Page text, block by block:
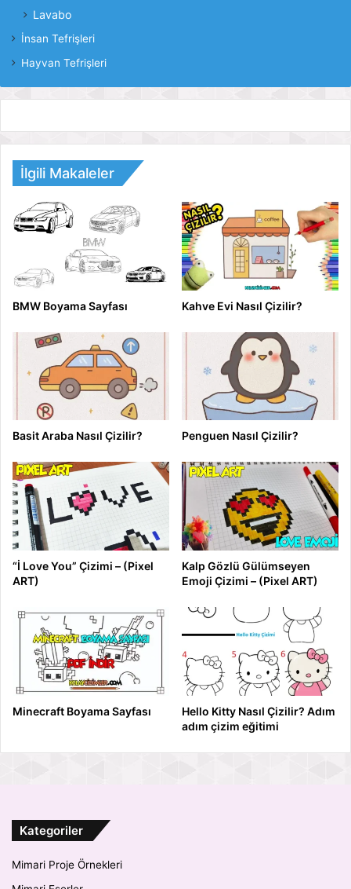
Lavabo
İnsan Tefrişleri
Hayvan Tefrişleri
İlgili Makaleler
BMW Boyama Sayfası Kahve Evi Nasıl Çizilir?
Basit Araba Nasıl Çizilir? Penguen Nasıl Çizilir?
“İ Love You” Çizimi – (Pixel
ART)
Kalp Gözlü Gülümseyen
Emoji Çizimi – (Pixel ART)
Minecraft Boyama Sayfası
Hello Kitty Nasıl Çizilir? Adım
adım çizim eğitimi
Kategoriler
Mimari Proje Örnekleri